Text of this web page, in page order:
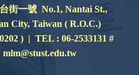
街一號 No.1, Nantai St.,
City, Taiwan ( R.O.C.)
) | TEL : 06-2533131 #